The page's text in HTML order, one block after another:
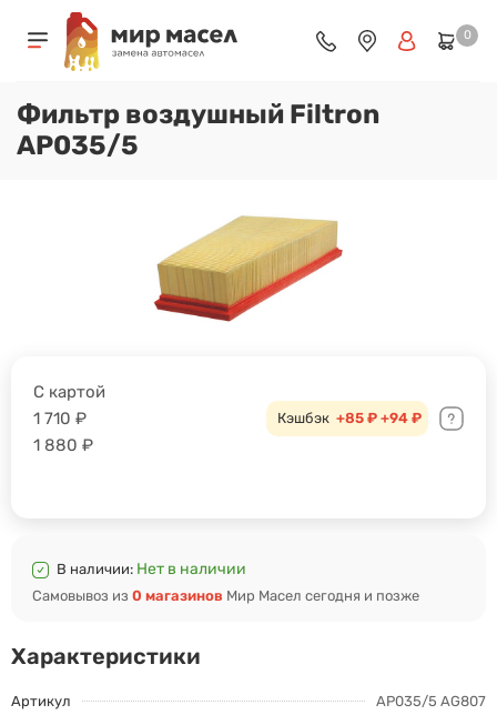
0
Фильтр воздушный Filtron
AP035/5
Характеристики
Артикул
AP035/5 AG807
С картой
1 710 ₽
1 880 ₽
Кэшбэк +85 ₽ +94 ₽
В наличии: Нет в наличии
Самовывоз из 0 магазинов Мир Масел сегодня и позже